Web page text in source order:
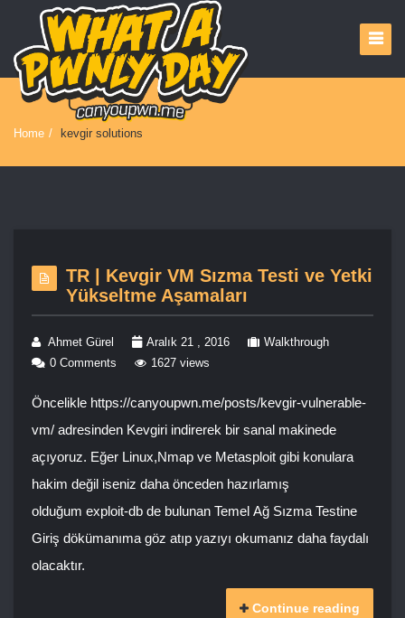
Home / kevgir solutions
TR | Kevgir VM Sızma Testi ve Yetki
Yükseltme Aşamaları
Ahmet Gürel Aralık 21 , 2016
Walkthrough
0 Comments
1627 views
Öncelikle https://canyoupwn.me/posts/kevgir-vulnerable-
vm/ adresinden Kevgiri indirerek bir sanal makinede
açıyoruz. Eğer Linux,Nmap ve Metasploit gibi konulara
hakim değil iseniz daha önceden hazırlamış
olduğum exploit-db de bulunan Temel Ağ Sızma Testine
Giriş dökümanıma göz atıp yazıyı okumanız daha faydalı
olacaktır.
Continue reading